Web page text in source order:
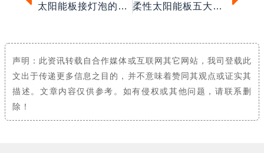
太阳能板接灯泡的原理是什么？
柔性太阳能板五大优势盘点
声明：此资讯转载自合作媒体或互联网其它网站，我司登载此
文出于传递更多信息之目的，并不意味着赞同其观点或证实其
描述。文章内容仅供参考。如有侵权或其他问题，请联系删
除！